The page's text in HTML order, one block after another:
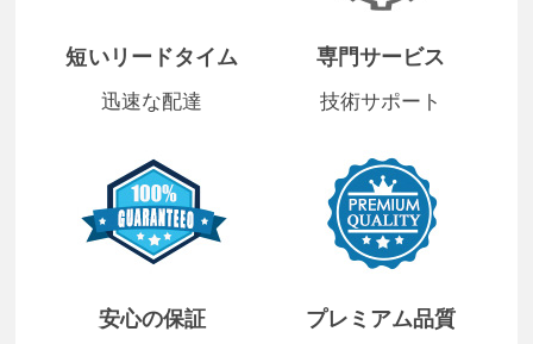
短いリードタイム
迅速な配達
専門サービス
技術サポート
安心の保証 プレミアム品質